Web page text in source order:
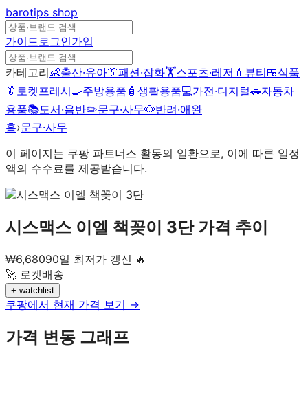
barotips shop
가이드로그인가입
카테고리👶출산·유아👔패션·잡화🏋️스포츠·레저 💄 뷰티🍱식품
🥬 로켓프레시🍳주방용품 🧴 생활용품💻가전·디지털🚗자동차
용품📚도서·음반✏️문구·사무🐶반려·애완
홈›문구·사무
이 페이지는 쿠팡 파트너스 활동의 일환으로, 이에 따른 일정
액의 수수료를 제공받습니다.
시스맥스 이엘 책꽂이 3단가격 추이
₩6,68090일 최저가 갱신 🔥
🚀 로켓배송
+ watchlist
쿠팡에서 현재 가격 보기 →
가격 변동 그래프